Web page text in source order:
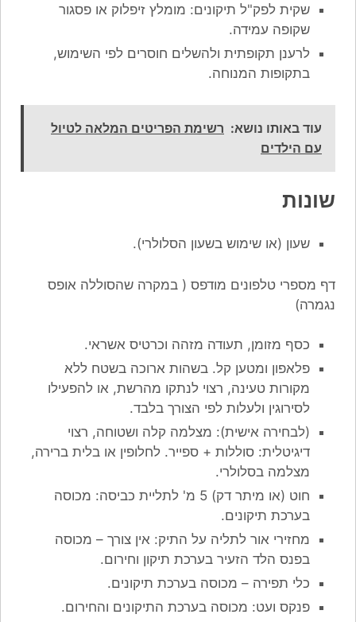
שקית לפק"ל תיקונים: מומלץ זיפלוק או פסגור
שקופה עמידה.
לרענן תקופתית ולהשלים חוסרים לפי השימוש,
בתקופות המנוחה.
עוד באותו נושא: רשימת הפריטים המלאה לטיול
עם הילדים
שונות
שעון (או שימוש בשעון הסלולרי).
דף מספרי טלפונים מודפס ( במקרה שהסוללה אופס
נגמרה)
כסף מזומן, תעודה מזהה וכרטיס אשראי.
פלאפון ומטען קל. בשהות ארוכה בשטח ללא
מקורות טעינה, רצוי לנתקו מהרשת, או להפעילו
לסירוגין ולעלות לפי הצורך בלבד.
(לבחירה אישית): מצלמה קלה ושטוחה, רצוי
דיגיטלית: סוללות + ספייר. לחלופין או בלית ברירה,
מצלמה בסלולרי.
חוט (או מיתר דק) 5 מ' לתליית כביסה: מכוסה
בערכת תיקונים.
מחזירי אור לתליה על התיק: אין צורך – מכוסה
בפנס הלד הזעיר בערכת תיקון וחירום.
כלי תפירה – מכוסה בערכת תיקונים.
פנקס ועט: מכוסה בערכת התיקונים והחירום.